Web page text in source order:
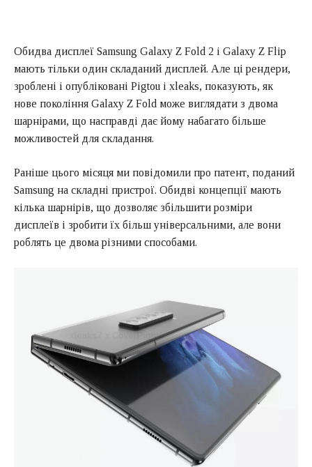
Обидва дисплеї Samsung Galaxy Z Fold 2 і Galaxy Z Flip
мають тільки один складаний дисплей. Але ці рендери,
зроблені і опубліковані Pigtou і xleaks, показують, як
нове покоління Galaxy Z Fold може виглядати з двома
шарнірами, що насправді дає йому набагато більше
можливостей для складання.
Раніше цього місяця ми повідомили про патент, поданий
Samsung на складні пристрої. Обидві концепції мають
кілька шарнірів, що дозволяє збільшити розміри
дисплеїв і зробити їх більш універсальними, але вони
роблять це двома різними способами.